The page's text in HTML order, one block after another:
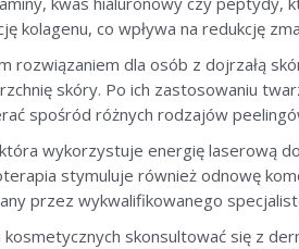
kolagenu, co wpływa na redukcję
rozwiązaniem dla osób z dojrzałą
skóry. Po ich zastosowaniu
spośród różnych rodzajów
wykorzystuje energię laserową
stymuluje również odnowę
przez wykwalifikowanego
skonsultować się z